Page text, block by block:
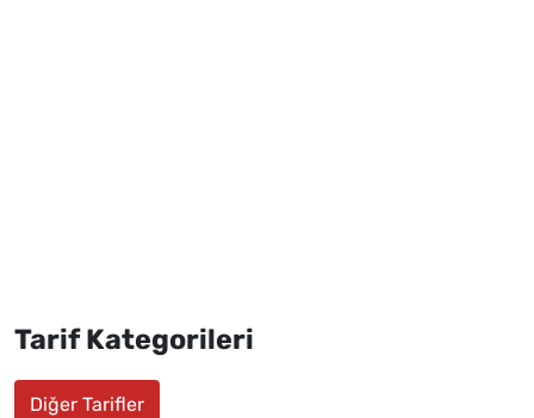
Tarif Kategorileri
Diğer Tarifler